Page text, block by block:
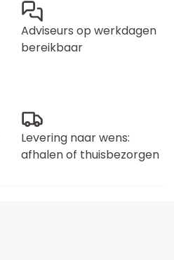
Adviseurs op werkdagen
bereikbaar
Levering naar wens:
afhalen of thuisbezorgen